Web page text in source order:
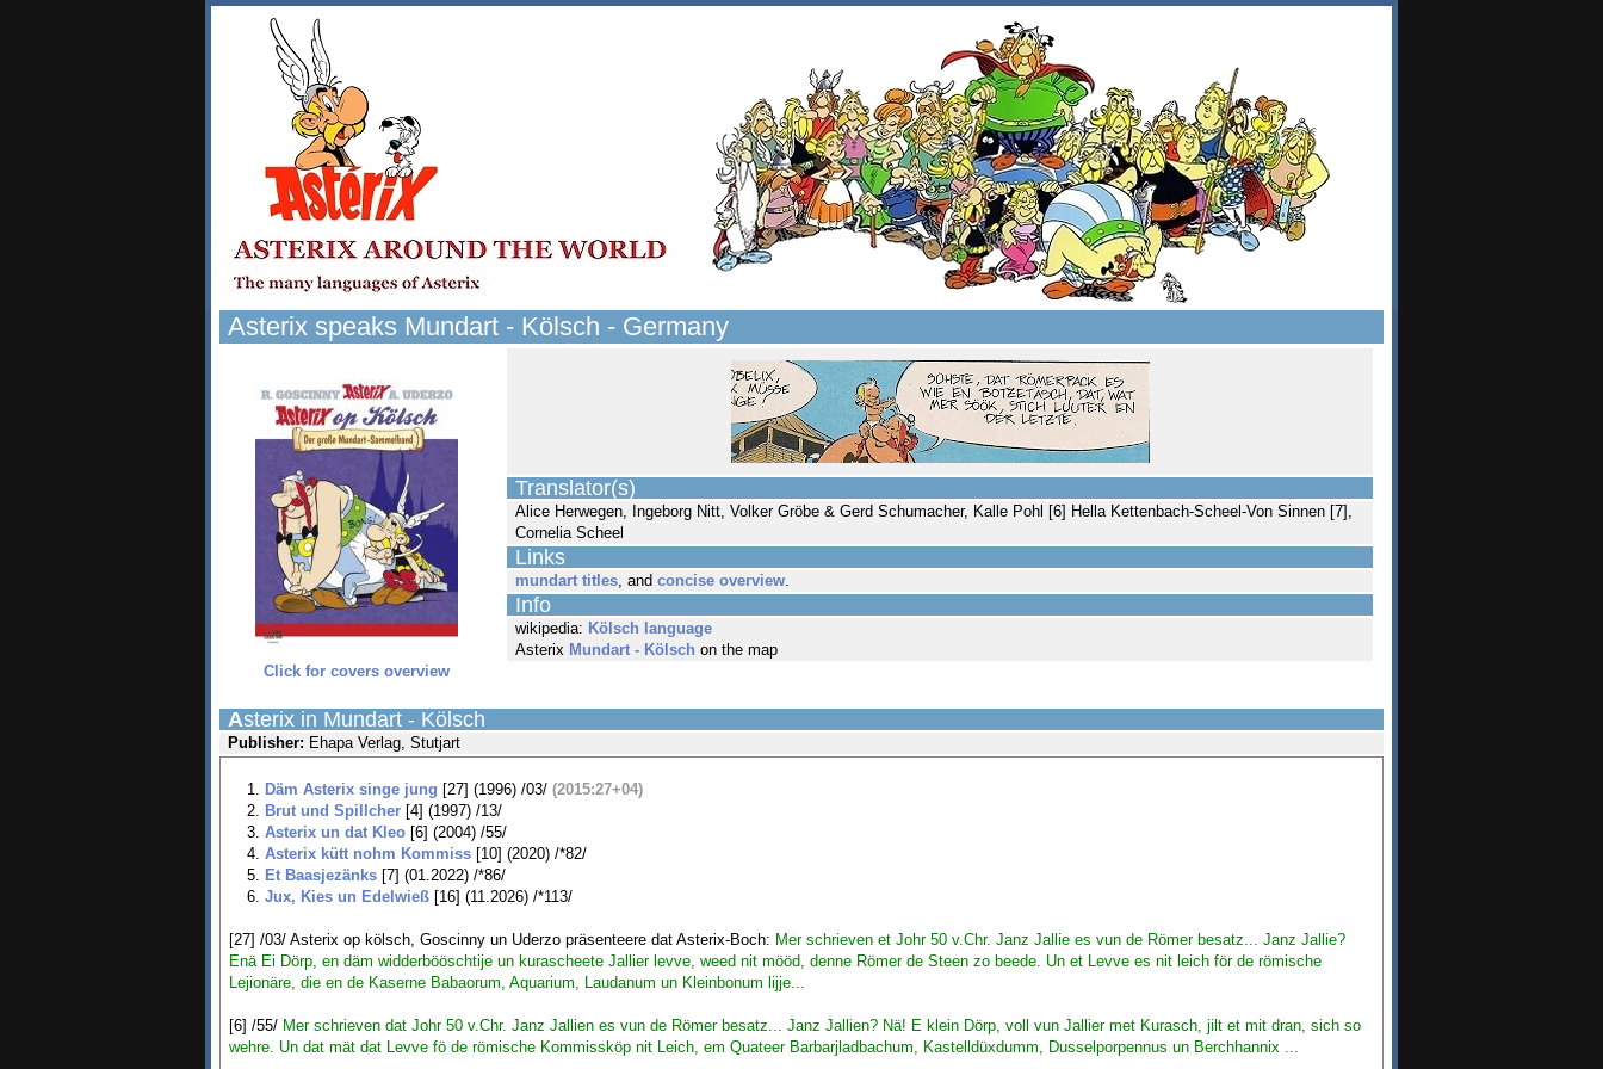
Asterix speaks Mundart - Kölsch - Germany
Click for covers overview
Translator(s)
Alice Herwegen, Ingeborg Nitt, Volker Gröbe & Gerd Schumacher, Kalle Pohl [6] Hella Kettenbach-Scheel-Von Sinnen [7],
Cornelia Scheel
Links
mundart titles, and concise overview.
Info
wikipedia: Kölsch language
Asterix Mundart - Kölsch on the map
Asterix in Mundart - Kölsch
Publisher: Ehapa Verlag, Stutjart
Däm Asterix singe jung [27] (1996) /03/ (2015:27+04)
Brut und Spillcher[4] (1997) /13/
Asterix un dat Kleo[6] (2004) /55/
Asterix kütt nohm Kommiss[10] (2020) /*82/
Et Baasjezänks[7] (01.2022) /*86/
Jux, Kies un Edelwieß[16] (11.2026) /*113/
[27] /03/ Asterix op kölsch, Goscinny un Uderzo präsenteere dat Asterix-Boch: Mer schrieven et Johr 50 v.Chr. Janz Jallie es vun de Römer besatz... Janz Jallie?
Enä Ei Dörp, en däm widderbööschtije un kurascheete Jallier levve, weed nit mööd, denne Römer de Steen zo beede. Un et Levve es nit leich för de römische
Lejionäre, die en de Kaserne Babaorum, Aquarium, Laudanum un Kleinbonum lijje...
[6] /55/Mer schrieven dat Johr 50 v.Chr. Janz Jallien es vun de Römer besatz... Janz Jallien? Nä! E klein Dörp, voll vun Jallier met Kurasch, jilt et mit dran, sich so
wehre. Un dat mät dat Levve fö de römische Kommissköp nit Leich, em Quateer Barbarjladbachum, Kastelldüxdumm, Dusselporpennus un Berchhannix ...